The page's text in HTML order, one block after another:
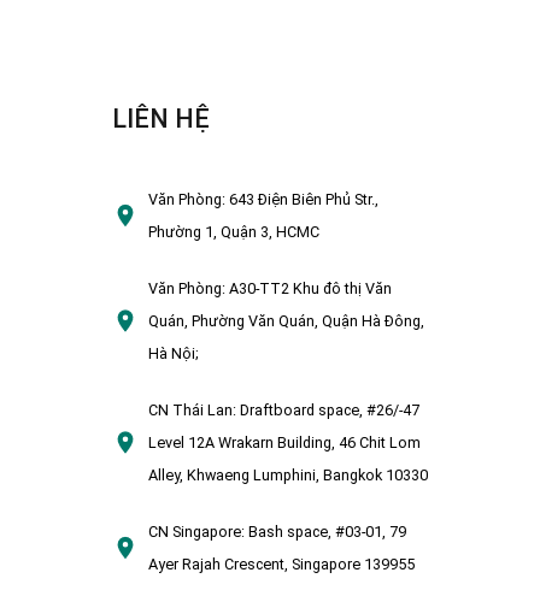
LIÊN HỆ
Văn Phòng:643 Điện Biên Phủ Str.,
Phường 1, Quận 3, HCMC
Văn Phòng:A30-TT2 Khu đô thị Văn
Quán, Phường Văn Quán, Quận Hà Đông,
Hà Nội;
CN Thái Lan: Draftboard space, #26/-47
Level 12A Wrakarn Building, 46 Chit Lom
Alley, Khwaeng Lumphini, Bangkok 10330
CN Singapore: Bash space, #03-01, 79
Ayer Rajah Crescent, Singapore 139955